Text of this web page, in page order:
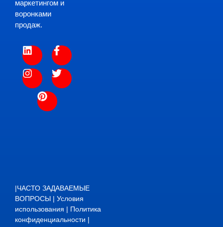
маркетингом и
воронками
продаж.
|ЧАСТО ЗАДАВАЕМЫЕ
ВОПРОСЫ | Условия
использования | Политика
конфиденциальности |